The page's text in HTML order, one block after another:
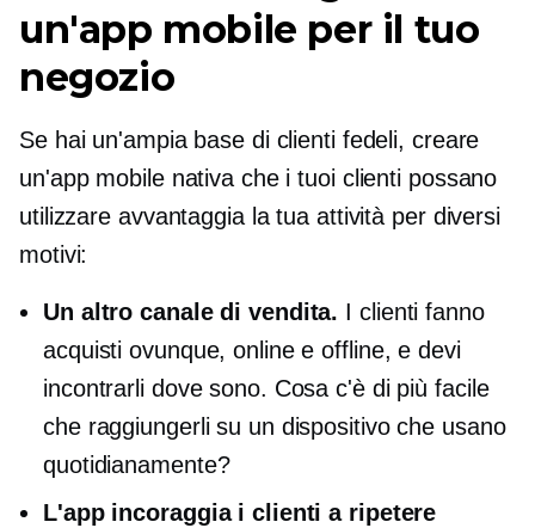
un'app mobile per il tuo
negozio
Se hai un'ampia base di clienti fedeli, creare
un'app mobile nativa che i tuoi clienti possano
utilizzare avvantaggia la tua attività per diversi
motivi:
Un altro canale di vendita. I clienti fanno
acquisti ovunque, online e offline, e devi
incontrarli dove sono. Cosa c'è di più facile
che raggiungerli su un dispositivo che usano
quotidianamente?
L'app incoraggia i clienti a ripetere